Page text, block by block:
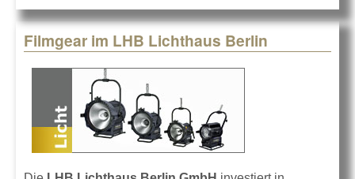
Filmgear im LHB Lichthaus Berlin